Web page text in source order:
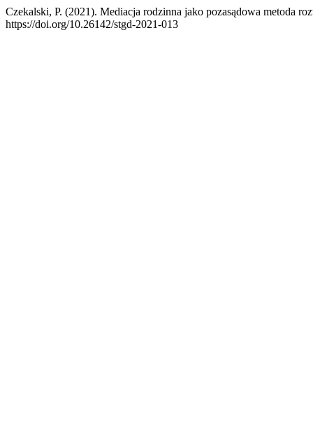
Czekalski, P. (2021). Mediacja rodzinna jako pozasądowa metoda
https://doi.org/10.26142/stgd-2021-013